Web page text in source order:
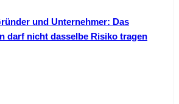
und Unternehmer: Das
darf nicht dasselbe Risiko tragen